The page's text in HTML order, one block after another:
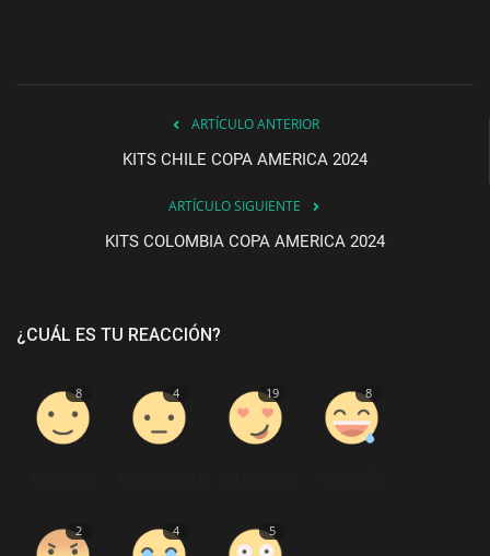
ARTÍCULO ANTERIOR
KITS CHILE COPA AMERICA 2024
ARTÍCULO SIGUIENTE
KITS COLOMBIA COPA AMERICA 2024
¿CUÁL ES TU REACCIÓN?
8 4 19 8
2 4 5